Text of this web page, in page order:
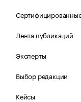
Лента публикаций
Эксперты
Выбор редакции
Кейсы